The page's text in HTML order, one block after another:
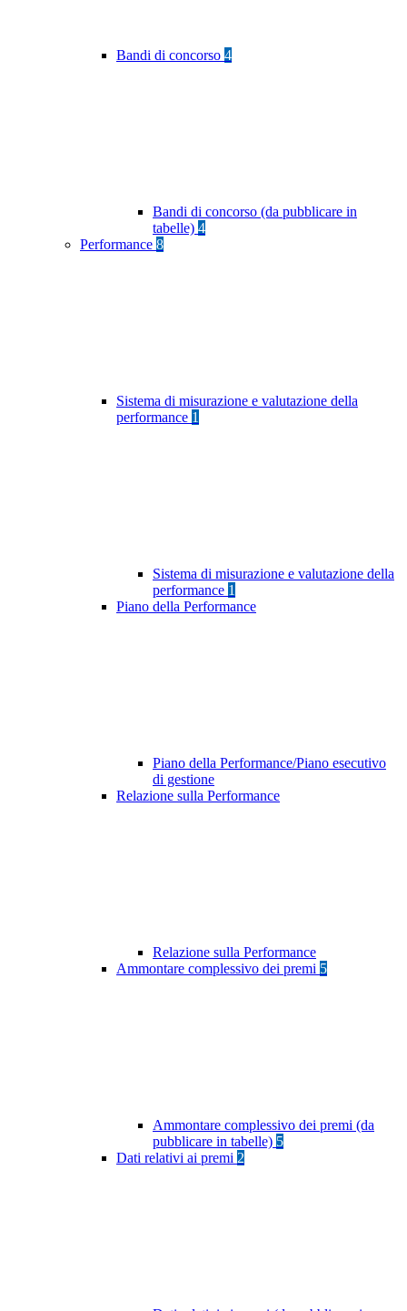
Bandi di concorso 4
Bandi di concorso (da pubblicare in
tabelle) 4
Performance 8
Sistema di misurazione e valutazione della
performance 1
Sistema di misurazione e valutazione della
performance 1
Piano della Performance
Piano della Performance/Piano esecutivo
di gestione
Relazione sulla Performance
Relazione sulla Performance
Ammontare complessivo dei premi 5
Ammontare complessivo dei premi (da
pubblicare in tabelle) 5
Dati relativi ai premi 2